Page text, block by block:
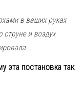
в ваших руках
струне и воздух
эта постановка так